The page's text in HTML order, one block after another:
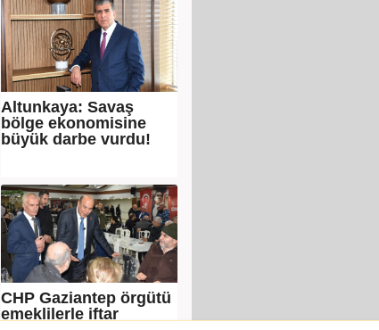
Altunkaya: Savaş
bölge ekonomisine
büyük darbe vurdu!
CHP Gaziantep örgütü
emeklilerle iftar